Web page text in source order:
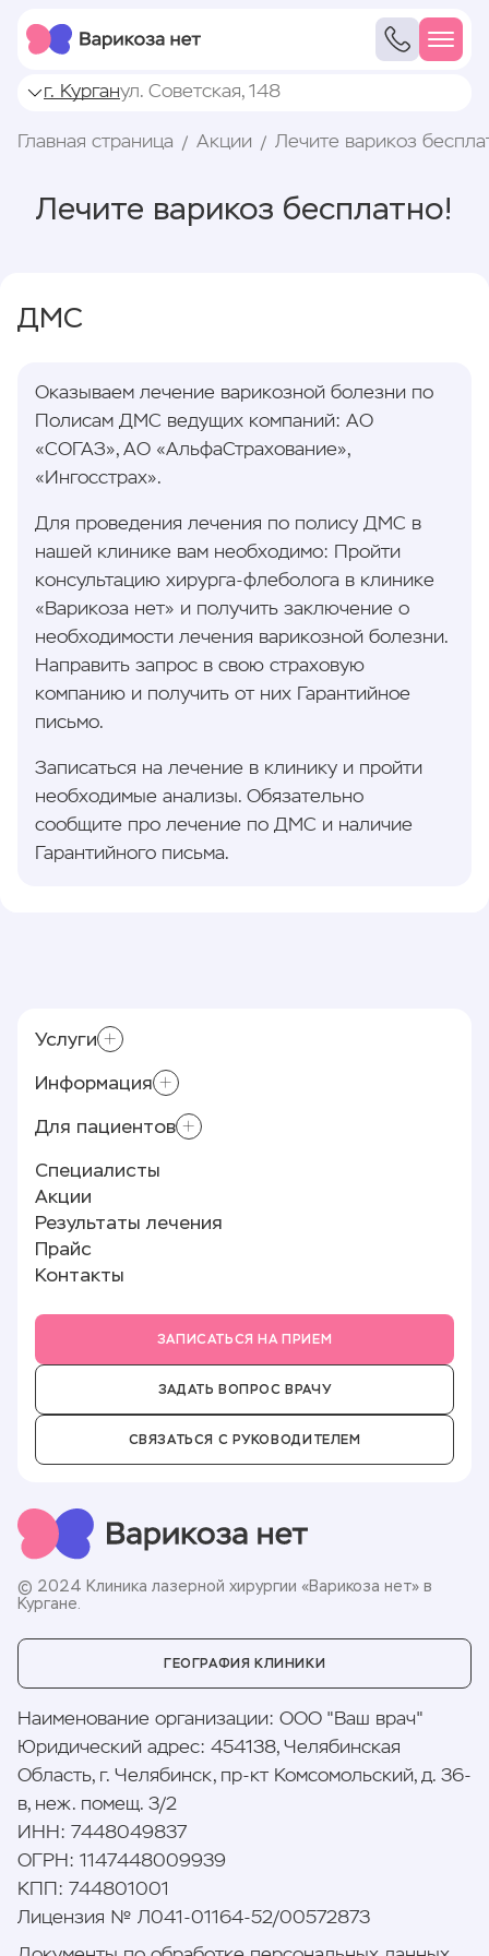
г. Курганул. Советская, 148
Главная страница Акции Лечите варикоз
Лечите варикоз бесплатно!
ДМС
Оказываем лечение варикозной болезни по
Полисам ДМС ведущих компаний: АО
«СОГАЗ», АО «АльфаСтрахование»,
«Ингосстрах».
Для проведения лечения по полису ДМС в
нашей клинике вам необходимо: Пройти
консультацию хирурга-флеболога в клинике
«Варикоза нет» и получить заключение о
необходимости лечения варикозной болезни.
Направить запрос в свою страховую
компанию и получить от них Гарантийное
письмо.
Записаться на лечение в клинику и пройти
необходимые анализы. Обязательно
сообщите про лечение по ДМС и наличие
Гарантийного письма.
Услуги
Склеротерапия
Приём хирурга-флеболога
Минифлебэктомия
Лазерное лечение варикоза (ЭВЛК)
Информация
Контролирующие органы
Реквизиты
О клинике
Отзывы
Новости
Вакансии
Для пациентов
Памятка пациенту
Полезные статьи
Специалисты
Акции
Результаты лечения
Прайс
Контакты
ЗАПИСАТЬСЯ НА ПРИЕМ
ЗАДАТЬ ВОПРОС ВРАЧУ
СВЯЗАТЬСЯ С РУКОВОДИТЕЛЕМ
© 2024 Клиника лазерной хирургии «Варикоза нет» в
Кургане.
ГЕОГРАФИЯ КЛИНИКИ
Наименование организации: ООО "Ваш врач"
Юридический адрес: 454138, Челябинская
Область, г. Челябинск, пр-кт Комсомольский, д. 36-
в, неж. помещ. 3/2
ИНН: 7448049837
ОГРН: 1147448009939
КПП : 744801001
Лицензия № Л041-01164-52/00572873